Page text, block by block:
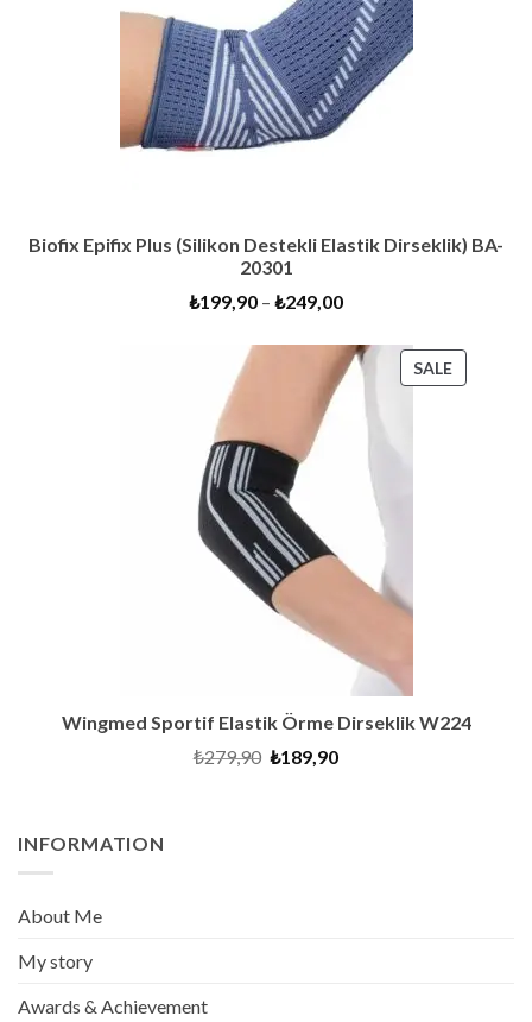
Biofix Epifix Plus (Silikon Destekli Elastik Dirseklik) BA-
20301
₺199,90 – ₺249,00
SALE
ON
Wingmed Sportif Elastik Örme Dirseklik W224
₺279,90 Original
₺189,90Current
INFORMATION
About Me
My story
Awards & Achievement